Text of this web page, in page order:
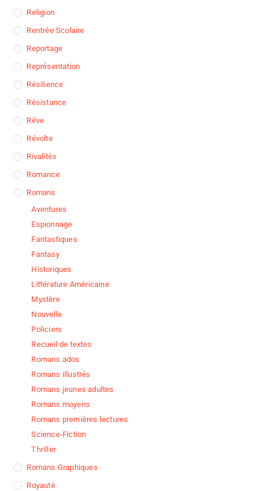
Religion
Rentrée Scolaire
Reportage
Représentation
Résilience
Résistance
Rêve
Révolte
Rivalités
Romance
Romans
Aventures
Espionnage
Fantastiques
Fantasy
Historiques
Littérature Américaine
Mystère
Nouvelle
Policiers
Recueil de textes
Romans ados
Romans illustrés
Romans jeunes adultes
Romans moyens
Romans premières lectures
Science-Fiction
Thriller
Romans Graphiques
Royauté